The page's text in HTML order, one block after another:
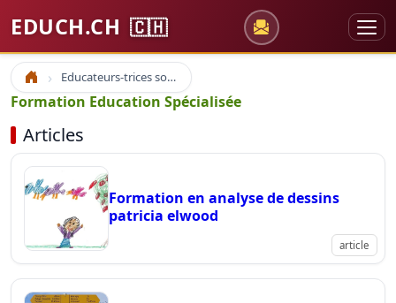
EDUCH.CH 🇨🇭
Accueil Educateurs-trices sociaux
Formation Education Spécialisée
Articles
Formation en analyse de dessins
patricia elwood
article